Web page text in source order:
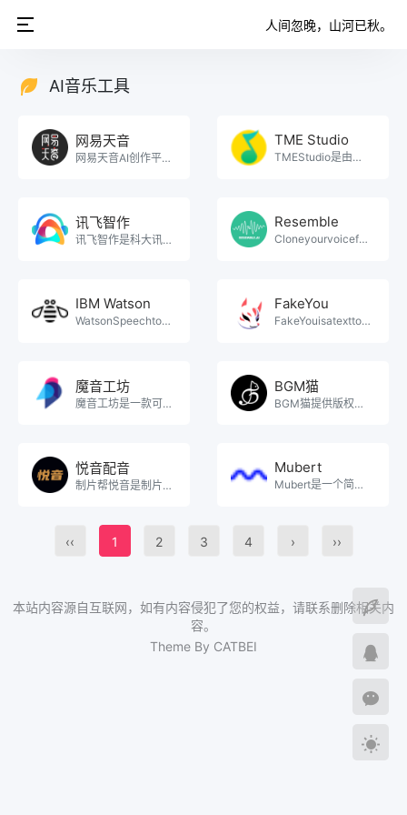
人间忽晚，山河已秋。
AI音乐工具
网易天音
网易天音AI创作平台，词曲编唱样样精通，海量风格全部免费使用，还不快来点亮你的音乐天赋！。
TME Studio
TMEStudio是由腾讯音乐娱乐公司推出的一款在线音乐创作助手，由旗下银河音效、MUSE、天琴实。
讯飞智作
讯飞智作是科大讯飞旗下明星配音产品品牌,提供合成配音,真人配音、广告宣传片、短视频配音、AI虚拟主播。
Resemble
CloneyourvoiceforfreewithResemble'sreal。
IBM Watson
WatsonSpeechtoTextisanAPIthattranscribess。
FakeYou
FakeYouisatexttospeechwonderlandwhereallo。
魔音工坊
魔音工坊是一款可以在线将文字转成语音的智能配音产品。提供不同性别、不同口音的真人声音，在你输入文字后。
BGM猫
BGM猫提供版权背景音乐一站式服务,正版商业授权,AI智能生成曲库,免费无限,快捷授权,一键下载.。
悦音配音
制片帮悦音是制片帮旗下配音产品品牌，可以在线将文字转成语音的智能配音产品。悦音配音提供男声女声童声、。
Mubert
Mubert是一个简单好用的人工智能生成音乐的在线网站，可以帮助创作者将AI生成的音乐应用于视频内容。
‹‹ 1 2 3 4 › ››
本站内容源自互联网，如有内容侵犯了您的权益，请联系删除相关内
容。
Theme By CATBEI